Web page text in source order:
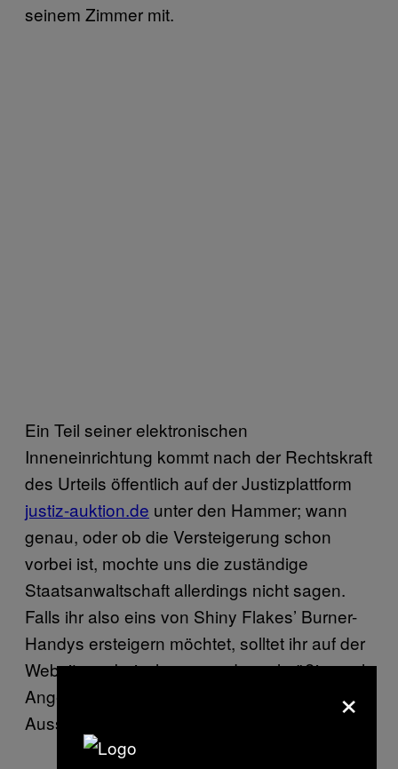
seinem Zimmer mit.
Ein Teil seiner elektronischen
Inneneinrichtung kommt nach der Rechtskraft
des Urteils öffentlich auf der Justizplattform
justiz-auktion.de unter den Hammer; wann
genau, oder ob die Versteigerung schon
vorbei ist, mochte uns die zuständige
Staatsanwaltschaft allerdings nicht sagen.
Falls ihr also eins von Shiny Flakes’ Burner-
Handys ersteigern möchtet, solltet ihr auf der
Website vorbeischauen und regelmäßig nach
Angeboten aus dem Bundesland Sachsen
Ausschau halten.
×